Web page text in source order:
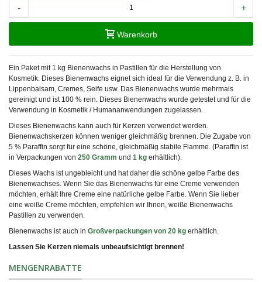
- +
Warenkorb
Ein Paket mit 1 kg Bienenwachs in Pastillen für die Herstellung von
Kosmetik. Dieses Bienenwachs eignet sich ideal für die Verwendung z. B. in
Lippenbalsam, Cremes, Seife usw. Das Bienenwachs wurde mehrmals
gereinigt und ist 100 % rein. Dieses Bienenwachs wurde getestet und für die
Verwendung in Kosmetik / Humananwendungen zugelassen.
Dieses Bienenwachs kann auch für Kerzen verwendet werden.
Bienenwachskerzen können weniger gleichmäßig brennen. Die Zugabe von
5 % Paraffin sorgt für eine schöne, gleichmäßig stabile Flamme. (Paraffin ist
in Verpackungen von 250 Gramm und 1 kg erhältlich).
Dieses Wachs ist ungebleicht und hat daher die schöne gelbe Farbe des
Bienenwachses. Wenn Sie das Bienenwachs für eine Creme verwenden
möchten, erhält Ihre Creme eine natürliche gelbe Farbe. Wenn Sie lieber
eine weiße Creme möchten, empfehlen wir Ihnen, weiße Bienenwachs
Pastillen zu verwenden.
Bienenwachs ist auch in Großverpackungen von 20 kg erhältlich.
Lassen Sie Kerzen niemals unbeaufsichtigt brennen!
MENGENRABATTE